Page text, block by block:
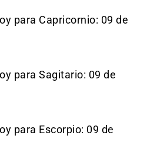
para Capricornio: 09 de
para Sagitario: 09 de
para Escorpio: 09 de